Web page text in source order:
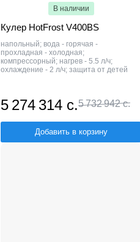
В наличии
Кулер HotFrost V400BS
напольный; вода - горячая -
прохладная - холодная;
компрессорный; нагрев - 5.5 л/ч;
охлаждение - 2 л/ч; защита от детей
5 274 314 с.5 732 942 с.
Добавить в корзину